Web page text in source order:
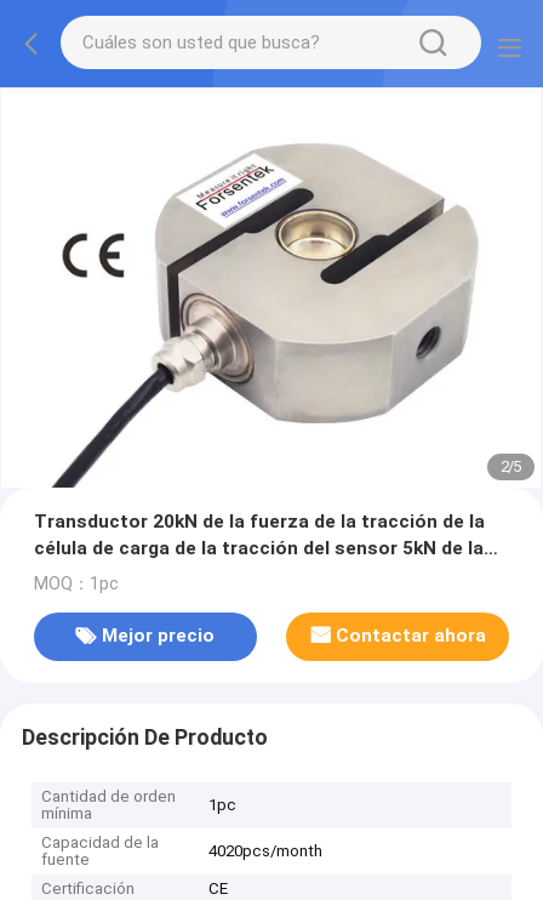
2/5
Transductor 20kN de la fuerza de la tracción de la
célula de carga de la tracción del sensor 5kN de la
fuerza de la tracción 10kN
MOQ：1pc
Mejor precio Contactar ahora
Descripción De Producto
Cantidad de orden
mínima
1pc
Capacidad de la
fuente
4020pcs/month
Certificación
CE